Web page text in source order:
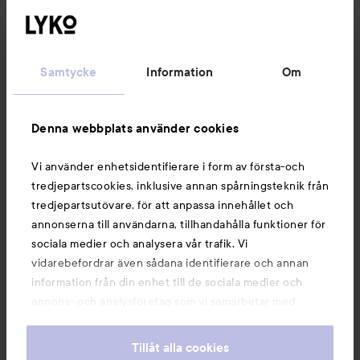
Samtycke Information Om
Denna webbplats använder cookies
Vi använder enhetsidentifierare i form av första-och
tredjepartscookies, inklusive annan spårningsteknik från
tredjepartsutövare, för att anpassa innehållet och
annonserna till användarna, tillhandahålla funktioner för
sociala medier och analysera vår trafik. Vi
vidarebefordrar även sådana identifierare och annan
information från din enhet till de sociala medier och
annons- och analysföretag som vi samarbetar med.
information som du har tillhandahållit eller som de har
Tillåt alla cookies
Du kanske också gillar